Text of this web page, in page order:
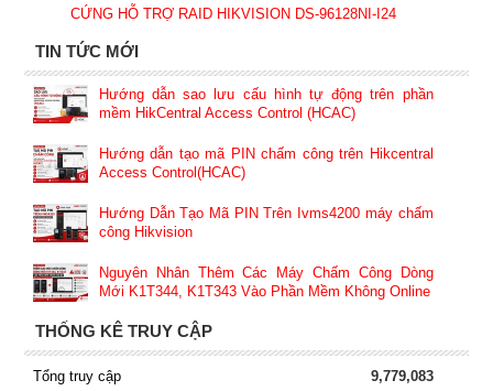
CỨNG HỖ TRỢ RAID HIKVISION DS-96128NI-I24
TIN TỨC MỚI
Hướng dẫn sao lưu cấu hình tự động trên phần
mềm HikCentral Access Control (HCAC)
Hướng dẫn tạo mã PIN chấm công trên Hikcentral
Access Control(HCAC)
Hướng Dẫn Tạo Mã PIN Trên Ivms4200 máy chấm
công Hikvision
Nguyên Nhân Thêm Các Máy Chấm Công Dòng
Mới K1T344, K1T343 Vào Phần Mềm Không Online
THỐNG KÊ TRUY CẬP
Tổng truy cập
9,779,083